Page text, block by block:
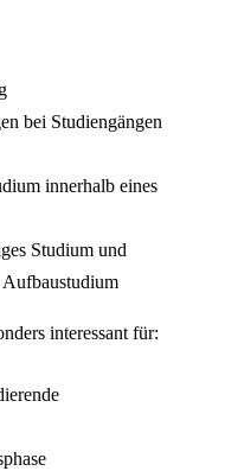
bei Studiengängen
innerhalb eines
Studium und
Aufbaustudium
interessant für: